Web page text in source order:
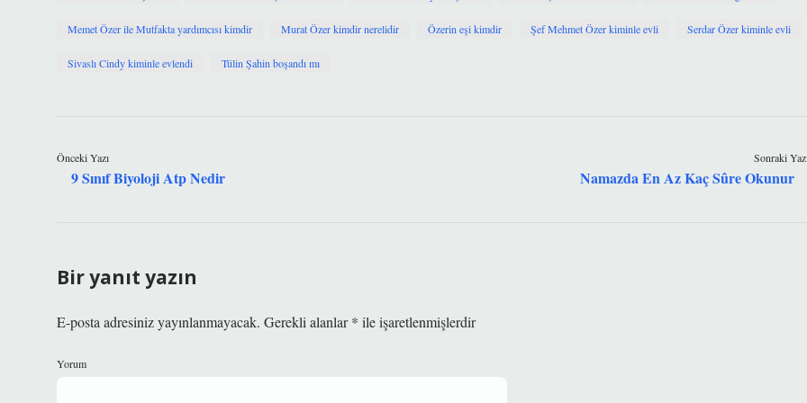
Memet Özer ile Mutfakta yardımcısı kimdir Murat Özer kimdir nerelidir Özerin eşi kimdir Şef Mehmet Özer kiminle evli Serdar Özer kiminle evli
Sivaslı Cindy kiminle evlendi Tülin Şahin boşandı mı
Önceki Yazı
9 Sınıf Biyoloji Atp Nedir
Sonraki
Namazda En Az Kaç Sûre Okunur
Bir yanıt yazın
E-posta adresiniz yayınlanmayacak. Gerekli alanlar* ile işaretlenmişlerdir
Yorum